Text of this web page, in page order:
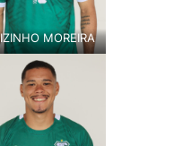
MOREIRA